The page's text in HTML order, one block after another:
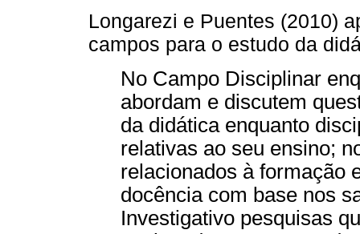
Longarezi e Puentes (2010)
campos para o estudo da
No Campo Disciplinar
abordam e discutem
da didática enquanto
relativas ao seu ensino;
relacionados à formação
docência com base nos
Investigativo pesquisas